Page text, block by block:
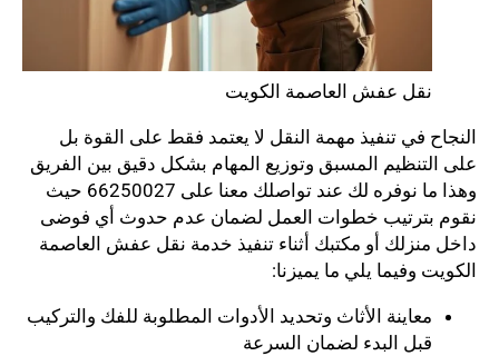
نقل عفش العاصمة الكويت
النجاح في تنفيذ مهمة النقل لا يعتمد فقط على القوة بل
على التنظيم المسبق وتوزيع المهام بشكل دقيق بين الفريق
وهذا ما نوفره لك عند تواصلك معنا على 66250027 حيث
نقوم بترتيب خطوات العمل لضمان عدم حدوث أي فوضى
داخل منزلك أو مكتبك أثناء تنفيذ خدمة نقل عفش العاصمة
الكويت وفيما يلي ما يميزنا:
معاينة الأثاث وتحديد الأدوات المطلوبة للفك والتركيب
قبل البدء لضمان السرعة